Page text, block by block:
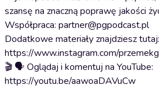
szansę na znaczną poprawę jakości
Współpraca: partner@pgpodcast.pl
Dodatkowe materiały znajdziesz tutaj:
https://www.instagram.com/
🎬 🗣️ Oglądaj i komentuj na YouTube:
https://youtu.be/aawoaDAVuCw